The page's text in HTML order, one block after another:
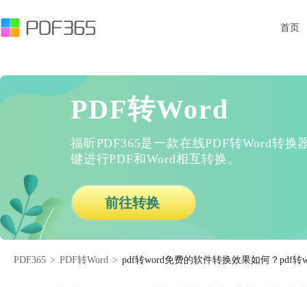
首页
PDF转Word
福昕PDF365是一款在线PDF转Word转换
键进行PDF和Word相互转换。
前往转换
PDF365 > PDF转Word > pdf转word免费的软件转换效果如何？pdf转